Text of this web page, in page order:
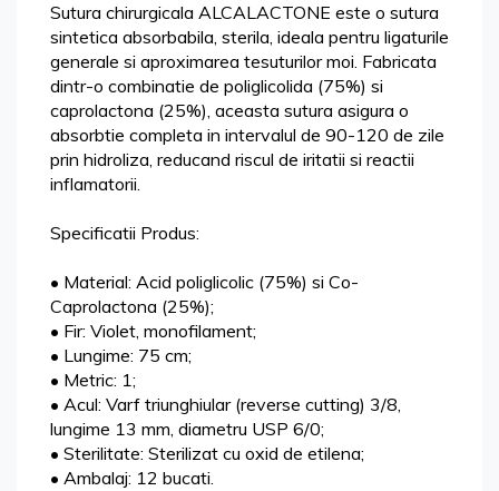
Sutura chirurgicala ALCALACTONE este o sutura
sintetica absorbabila, sterila, ideala pentru ligaturile
generale si aproximarea tesuturilor moi. Fabricata
dintr-o combinatie de poliglicolida (75%) si
caprolactona (25%), aceasta sutura asigura o
absorbtie completa in intervalul de 90-120 de zile
prin hidroliza, reducand riscul de iritatii si reactii
inflamatorii.
Specificatii Produs:
• Material: Acid poliglicolic (75%) si Co-
Caprolactona (25%);
• Fir: Violet, monofilament;
• Lungime: 75 cm;
• Metric: 1;
• Acul: Varf triunghiular (reverse cutting) 3/8,
lungime 13 mm, diametru USP 6/0;
• Sterilitate: Sterilizat cu oxid de etilena;
• Ambalaj: 12 bucati.